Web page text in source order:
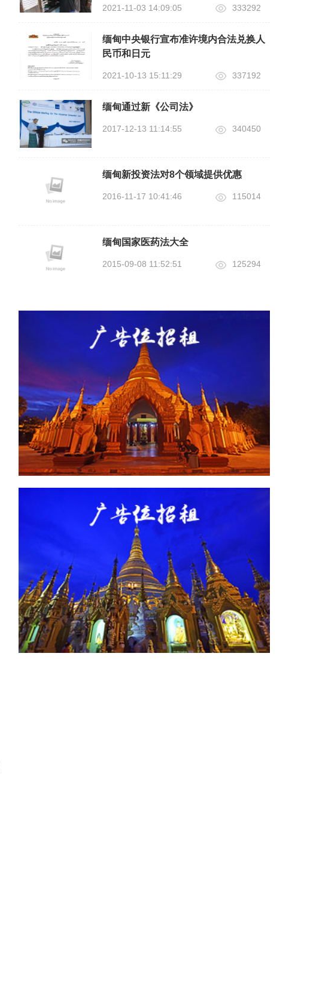
2021-11-03 14:09:05 333292
缅甸中央银行宣布准许境内合法兑换人
民币和日元
2021-10-13 15:11:29 337192
缅甸通过新《公司法》
2017-12-13 11:14:55 340450
缅甸新投资法对8个领域提供优惠
2016-11-17 10:41:46 115014
缅甸国家医药法大全
2015-09-08 11:52:51 125294